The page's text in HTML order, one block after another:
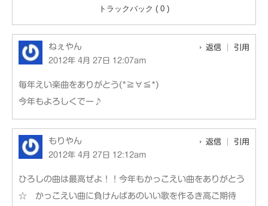
トラックバック ( 0 )
ねぇやん
2012年 4月 27日 12:07am
返信 引用
毎年えい楽曲をありがとう(*≧∀≦*)
今年もよろしくでー♪
もりやん
2012年 4月 27日 12:12am
返信 引用
ひろしの曲は最高ぜよ！！今年もかっこえい曲をありがとう
☆ かっこえい曲に負けんばあのいい歌を作るき高ご期待